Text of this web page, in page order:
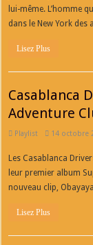
lui-même. L’homme
dans le New York
Lisez Plus
Casablanca
Adventure
Playlist 14 octobre
Les Casablanca
leur premier album
nouveau clip,
Lisez Plus